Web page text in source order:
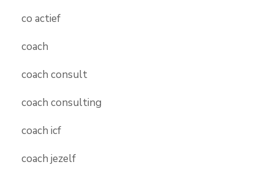
co actief
coach
coach consult
coach consulting
coach icf
coach jezelf